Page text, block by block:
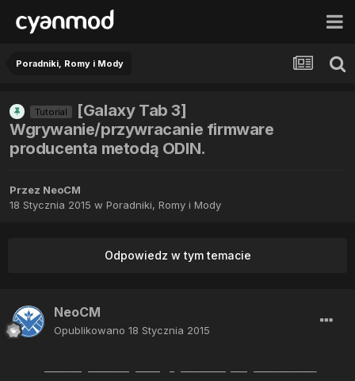
Poradniki, Romy i Mody
Tutorial
[Galaxy Tab 3]
Wgrywanie/przywracanie firmware
producenta metodą ODIN.
Przez NeoCM
18 Stycznia 2015 w Poradniki, Romy i Mody
Odpowiedz w tym temacie
NeoCM
Opublikowano 18 Stycznia 2015